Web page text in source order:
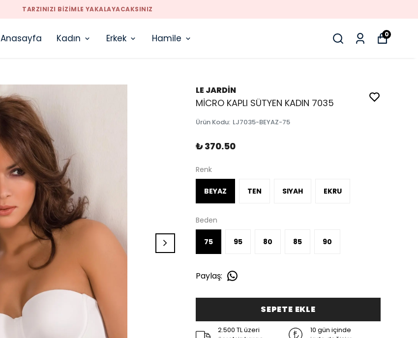
TARZINIZI BIZIMLE YAKALAYACAKSINIZ
Anasayfa Kadın Erkek Hamile 0
LE JARDİN
MİCRO KAPLI SÜTYEN KADIN 7035
Ürün Kodu: LJ7035-BEYAZ-75
₺ 370.50
Renk
BEYAZ TEN SIYAH EKRU
Beden
75 95 80 85 90
Paylaş:
SEPETE EKLE
2.500 TL üzeri
10 gün içinde